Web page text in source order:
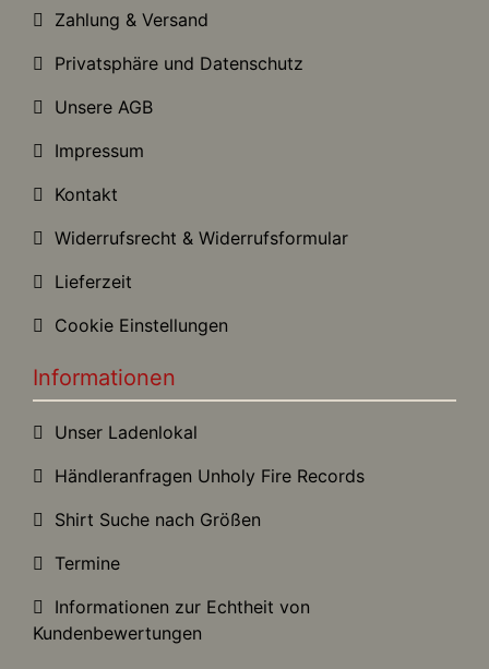
Zahlung & Versand
Privatsphäre und Datenschutz
Unsere AGB
Impressum
Kontakt
Widerrufsrecht & Widerrufsformular
Lieferzeit
Cookie Einstellungen
Informationen
Unser Ladenlokal
Händleranfragen Unholy Fire Records
Shirt Suche nach Größen
Termine
Informationen zur Echtheit von
Kundenbewertungen